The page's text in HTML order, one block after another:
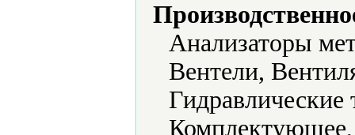
Анализаторы
Вентели,